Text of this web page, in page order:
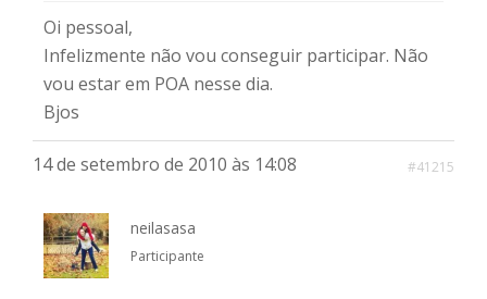
Oi pessoal,
Infelizmente não vou conseguir participar. Não
vou estar em POA nesse dia.
Bjos
14 de setembro de 2010 às 14:08 #41215
neilasasa
Participante